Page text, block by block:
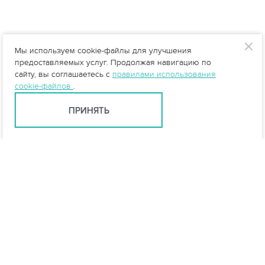
Мы используем cookie-файлы для улучшения
предоставляемых услуг. Продолжая навигацию по
сайту, вы соглашаетесь с правилами использования
cookie-файлов .
ПРИНЯТЬ